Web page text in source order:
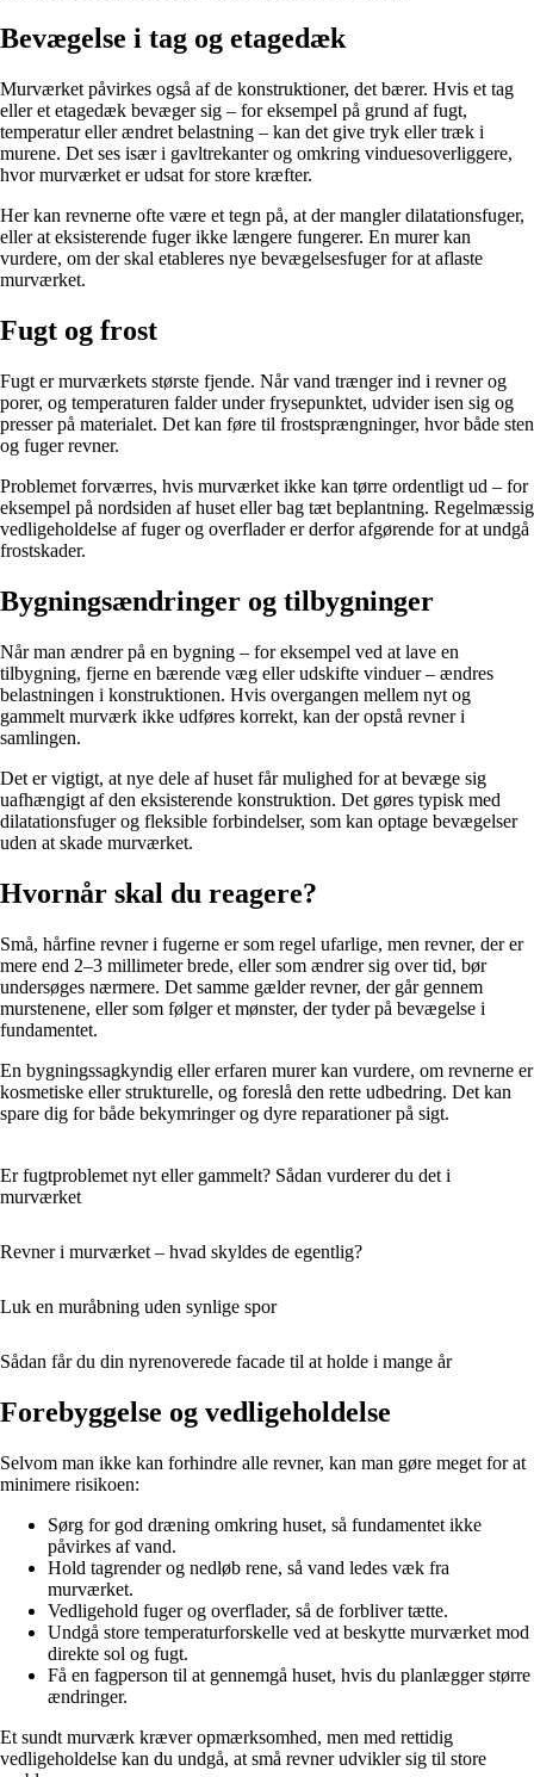
Bevægelse i tag og etagedæk
Murværket påvirkes også af de konstruktioner, det bærer. Hvis et tag
eller et etagedæk bevæger sig – for eksempel på grund af fugt,
temperatur eller ændret belastning – kan det give tryk eller træk i
murene. Det ses især i gavltrekanter og omkring vinduesoverliggere,
hvor murværket er udsat for store kræfter.
Her kan revnerne ofte være et tegn på, at der mangler dilatationsfuger,
eller at eksisterende fuger ikke længere fungerer. En murer kan
vurdere, om der skal etableres nye bevægelsesfuger for at aflaste
murværket.
Fugt og frost
Fugt er murværkets største fjende. Når vand trænger ind i revner og
porer, og temperaturen falder under frysepunktet, udvider isen sig og
presser på materialet. Det kan føre til frostsprængninger, hvor både sten
og fuger revner.
Problemet forværres, hvis murværket ikke kan tørre ordentligt ud – for
eksempel på nordsiden af huset eller bag tæt beplantning. Regelmæssig
vedligeholdelse af fuger og overflader er derfor afgørende for at undgå
frostskader.
Bygningsændringer og tilbygninger
Når man ændrer på en bygning – for eksempel ved at lave en
tilbygning, fjerne en bærende væg eller udskifte vinduer – ændres
belastningen i konstruktionen. Hvis overgangen mellem nyt og
gammelt murværk ikke udføres korrekt, kan der opstå revner i
samlingen.
Det er vigtigt, at nye dele af huset får mulighed for at bevæge sig
uafhængigt af den eksisterende konstruktion. Det gøres typisk med
dilatationsfuger og fleksible forbindelser, som kan optage bevægelser
uden at skade murværket.
Hvornår skal du reagere?
Små, hårfine revner i fugerne er som regel ufarlige, men revner, der er
mere end 2–3 millimeter brede, eller som ændrer sig over tid, bør
undersøges nærmere. Det samme gælder revner, der går gennem
murstenene, eller som følger et mønster, der tyder på bevægelse i
fundamentet.
En bygningssagkyndig eller erfaren murer kan vurdere, om revnerne er
kosmetiske eller strukturelle, og foreslå den rette udbedring. Det kan
spare dig for både bekymringer og dyre reparationer på sigt.
Er fugtproblemet nyt eller gammelt? Sådan vurderer du det i
murværket
Revner i murværket – hvad skyldes de egentlig?
Luk en muråbning uden synlige spor
Sådan får du din nyrenoverede facade til at holde i mange år
Forebyggelse og vedligeholdelse
Selvom man ikke kan forhindre alle revner, kan man gøre meget for at
minimere risikoen:
Sørg for god dræning omkring huset, så fundamentet ikke
påvirkes af vand.
Hold tagrender og nedløb rene, så vand ledes væk fra
murværket.
Vedligehold fuger og overflader, så de forbliver tætte.
Undgå store temperaturforskelle ved at beskytte murværket mod
direkte sol og fugt.
Få en fagperson til at gennemgå huset, hvis du planlægger større
ændringer.
Et sundt murværk kræver opmærksomhed, men med rettidig
vedligeholdelse kan du undgå, at små revner udvikler sig til store